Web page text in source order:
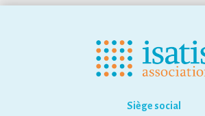
Siège social